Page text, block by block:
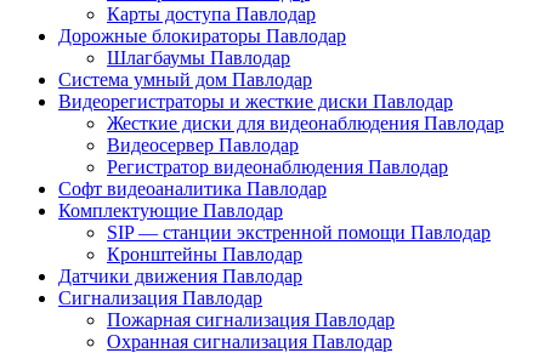
Карты доступа Павлодар
Дорожные блокираторы Павлодар
Шлагбаумы Павлодар
Система умный дом Павлодар
Видеорегистраторы и жесткие диски Павлодар
Жесткие диски для видеонаблюдения Павлодар
Видеосервер Павлодар
Регистратор видеонаблюдения Павлодар
Софт видеоаналитика Павлодар
Комплектующие Павлодар
SIP — станции экстренной помощи Павлодар
Кронштейны Павлодар
Датчики движения Павлодар
Сигнализация Павлодар
Пожарная сигнализация Павлодар
Охранная сигнализация Павлодар